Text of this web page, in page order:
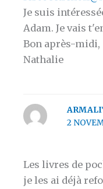
Je suis
Adam. Je vais
Bon après-midi,
Nathalie
2
Les livres de
je les ai déjà